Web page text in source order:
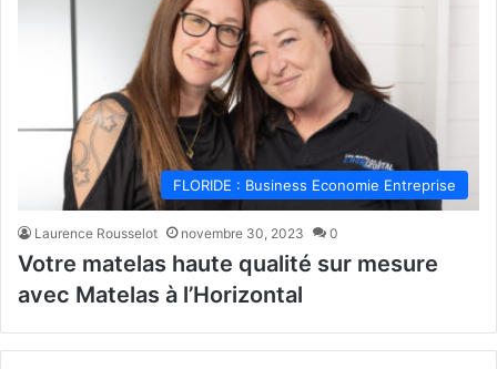
FLORIDE : Business Economie Entreprise
Laurence Rousselot novembre 30, 2023 0
Votre matelas haute qualité sur mesure
avec Matelas à l’Horizontal